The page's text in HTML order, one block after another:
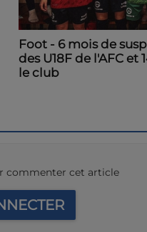
Foot - 6 mois de
des U18F de l'AFC
le club
commenter cet article